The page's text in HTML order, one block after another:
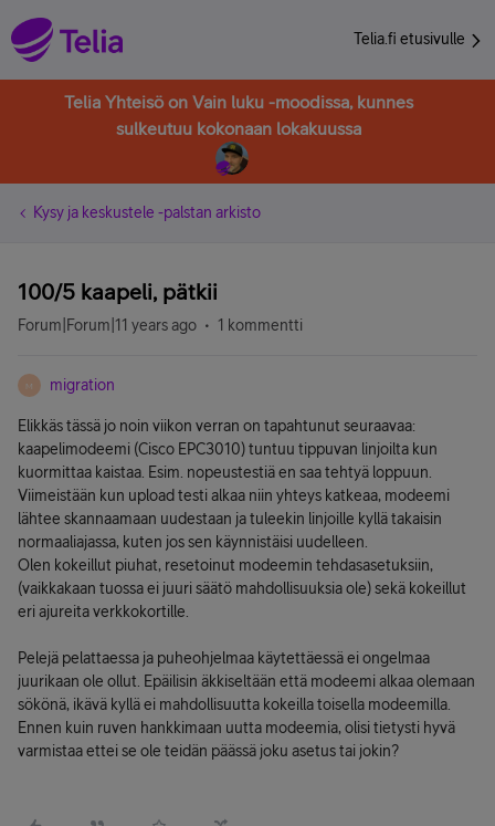
Telia.fi etusivulle
Telia Yhteisö on Vain luku -moodissa, kunnes
sulkeutuu kokonaan lokakuussa
Kysy ja keskustele -palstan arkisto
100/5 kaapeli, pätkii
Forum|Forum|11 years ago 1 kommentti
M migration
Elikkäs tässä jo noin viikon verran on tapahtunut seuraavaa:
kaapelimodeemi (Cisco EPC3010) tuntuu tippuvan linjoilta kun
kuormittaa kaistaa. Esim. nopeustestiä en saa tehtyä loppuun.
Viimeistään kun upload testi alkaa niin yhteys katkeaa, modeemi
lähtee skannaamaan uudestaan ja tuleekin linjoille kyllä takaisin
normaaliajassa, kuten jos sen käynnistäisi uudelleen.
Olen kokeillut piuhat, resetoinut modeemin tehdasasetuksiin,
(vaikkakaan tuossa ei juuri säätö mahdollisuuksia ole) sekä kokeillut
eri ajureita verkkokortille.
Pelejä pelattaessa ja puheohjelmaa käytettäessä ei ongelmaa
juurikaan ole ollut. Epäilisin äkkiseltään että modeemi alkaa olemaan
sökönä, ikävä kyllä ei mahdollisuutta kokeilla toisella modeemilla.
Ennen kuin ruven hankkimaan uutta modeemia, olisi tietysti hyvä
varmistaa ettei se ole teidän päässä joku asetus tai jokin?